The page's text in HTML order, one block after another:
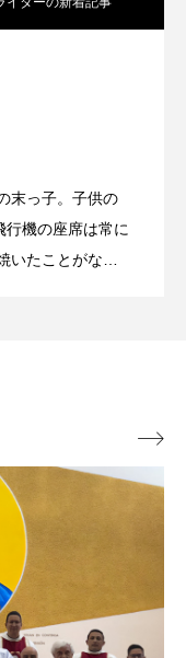
末っ子。子供の
行機の座席は常に
いたことがな
はなく、入り込
